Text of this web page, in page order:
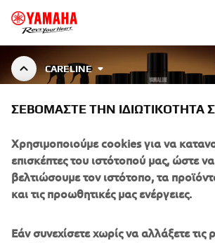
CARELINE
Specially developed cleaners, greases,
fluids for Yamaha motorcycles,
ΣΕΒΌΜΑΣΤΕ ΤΗΝ ΙΔΙΩΤΙΚΌΤΗΤΆ
Χρησιμοποιούμε cookies για να
επισκέπτες του ιστότοπού μας, ώστε
βελτιώσουμε τον ιστότοπο, τα
και τις προωθητικές μας ενέργειες.
Εάν συνεχίσετε χωρίς να αλλάξετε τις